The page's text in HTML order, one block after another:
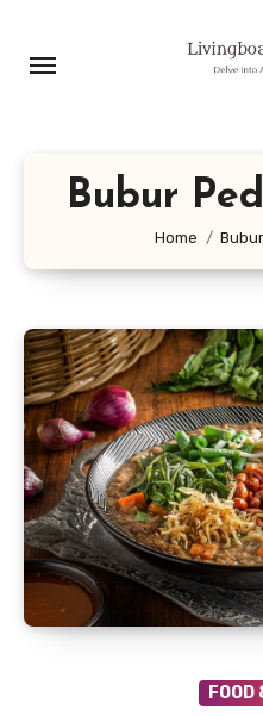
konten
Bubur
Home
FOOD